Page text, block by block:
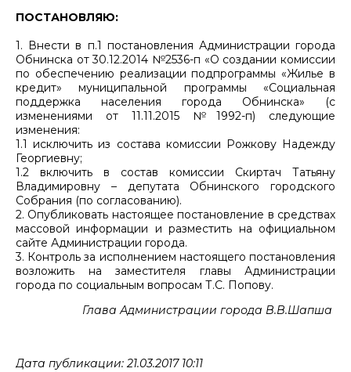
ПОСТАНОВЛЯЮ:
1. Внести в п.1 постановления Администрации города
Обнинска от 30.12.2014 №2536-п «О создании комиссии
по обеспечению реализации подпрограммы «Жилье в
кредит» муниципальной программы «Социальная
поддержка населения города Обнинска» (с
изменениями от 11.11.2015 №1992-п) следующие
изменения:
1.1 исключить из состава комиссии Рожкову Надежду
Георгиевну;
1.2 включить в состав комиссии Скиртач Татьяну
Владимировну – депутата Обнинского городского
Собрания (по согласованию).
2. Опубликовать настоящее постановление в средствах
массовой информации и разместить на официальном
сайте Администрации города.
3. Контроль за исполнением настоящего постановления
возложить на заместителя главы Администрации
города по социальным вопросам Т.С. Попову.
Глава Администрации города В.В.Шапша
Дата публикации: 21.03.2017 10:11